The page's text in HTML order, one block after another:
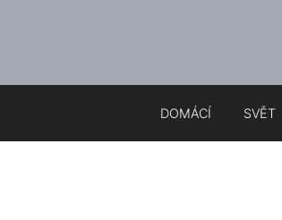
DOMÁCÍ SVĚT